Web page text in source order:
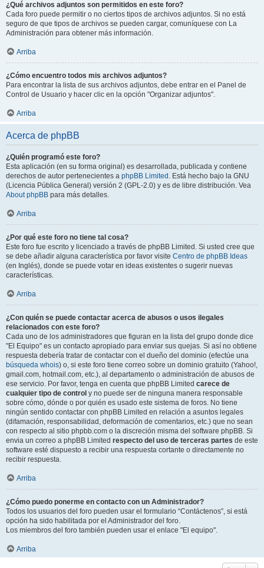
¿Qué archivos adjuntos son permitidos en este foro?
Cada foro puede permitir o no ciertos tipos de archivos adjuntos. Si no está
seguro de que tipos de archivos se pueden cargar, comuníquese con La
Administración para obtener más información.
Arriba
¿Cómo encuentro todos mis archivos adjuntos?
Para encontrar la lista de sus archivos adjuntos, debe entrar en el Panel de
Control de Usuario y hacer clic en la opción "Organizar adjuntos".
Arriba
Acerca de phpBB
¿Quién programó este foro?
Esta aplicación (en su forma original) es desarrollada, publicada y contiene
derechos de autor pertenecientes a phpBB Limited . Está hecho bajo la GNU
(Licencia Pública General) versión 2 (GPL-2.0) y es de libre distribución. Vea
About phpBB para más detalles.
Arriba
¿Por qué este foro no tiene tal cosa?
Este foro fue escrito y licenciado a través de phpBB Limited. Si usted cree que
se debe añadir alguna característica por favor visite Centro de phpBB Ideas
(en Inglés), donde se puede votar en ideas existentes o sugerir nuevas
características.
Arriba
¿Con quién se puede contactar acerca de abusos o usos ilegales
relacionados con este foro?
Cada uno de los administradores que figuran en la lista del grupo donde dice
"El Equipo" es un contacto apropiado para enviar sus quejas. Si así no obtiene
respuesta debería tratar de contactar con el dueño del dominio (efectúe una
búsqueda whois) o, si este foro tiene correo sobre un dominio gratuito (Yahoo!,
gmail.com, hotmail.com, etc.), al departamento o administración de abusos de
ese servicio. Por favor, tenga en cuenta que phpBB Limited carece de
cualquier tipo de control y no puede ser de ninguna manera responsable
sobre cómo, dónde o por quién es usado este sistema de foros. No tiene
ningún sentido contactar con phpBB Limited en relación a asuntos legales
(difamación, responsabilidad, deformación de comentarios, etc.) que no sean
con respecto al sitio phpbb.com o la discreción misma del software phpBB. Si
envia un correo a phpBB Limited respecto del uso de terceras partes de este
software esté dispuesto a recibir una respuesta cortante o directamente no
recibir respuesta.
Arriba
¿Cómo puedo ponerme en contacto con un Administrador?
Todos los usuarios del foro pueden usar el formulario “Contáctenos”, si está
opción ha sido habilitada por el Administrador del foro.
Los miembros del foro también pueden usar el enlace "El equipo".
Arriba